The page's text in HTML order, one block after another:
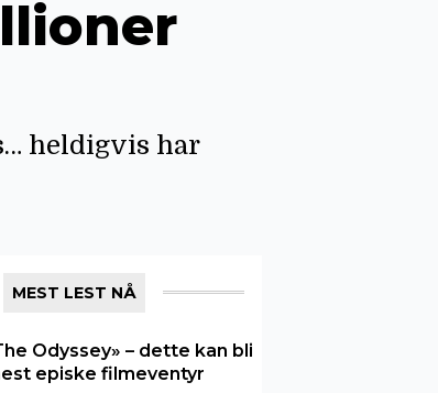
heldigvis har
MEST LEST NÅ
Odyssey» – dette kan bli
episke filmeventyr